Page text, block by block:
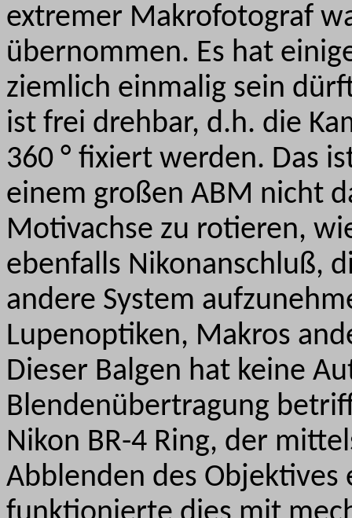
extremer Makrofotograf
übernommen. Es hat
ziemlich einmalig sein
ist frei drehbar, d.h. die
360 ° fixiert werden. Das
einem großen ABM nicht
Motivachse zu rotieren,
ebenfalls Nikonanschluß,
andere System
Lupenoptiken, Makros
Dieser Balgen hat keine
Blendenübertragung
Nikon BR-4 Ring, der
Abblenden des Objektives